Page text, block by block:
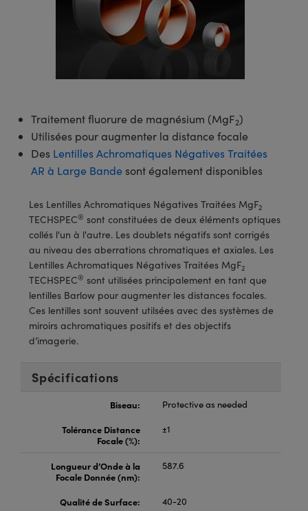
Optiques de SCHOTT
Ionique
Diffractifs (DOE)
Optiques
Laser
: Optomécanique
de Microscopie
Microscope
la Microscopie
Micromètres
de Microscopie
ou Coupleurs
de Poche ou à Mesure Directe
: Microscopie
Cinématographique et
®
et Composants
pour Caméras
: Caméras
: Laboratoire et
Optical
Optiques Lightpath ®
Labs™
: Laboratoire et
de Série: Test et Détection
Test et Détection
: Laboratoire ou
Traitement fluorure de magnésium (MgF2)
Utilisées pour augmenter la distance focale
Des Lentilles Achromatiques Négatives Traitées
AR à Large Bande sont également disponibles
Les Lentilles Achromatiques Négatives Traitées MgF2
TECHSPEC® sont constituées de deux éléments optiques
collés l'un à l'autre. Les doublets négatifs sont corrigés
au niveau des aberrations chromatiques et axiales. Les
Lentilles Achromatiques Négatives Traitées MgF2
TECHSPEC® sont utilisées principalement en tant que
lentilles Barlow pour augmenter les distances focales.
Ces lentilles sont souvent utilsées avec des systèmes de
miroirs achromatiques positifs et des objectifs
d’imagerie.
Spécifications
Biseau:
Protective as needed
Tolérance Distance
Focale (%):
±1
Longueur d’Onde à la
Focale Donnée (nm):
587.6
Qualité de Surface: 40-20